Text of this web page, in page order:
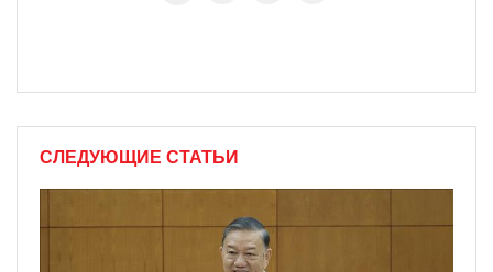
СЛЕДУЮЩИЕ СТАТЬИ